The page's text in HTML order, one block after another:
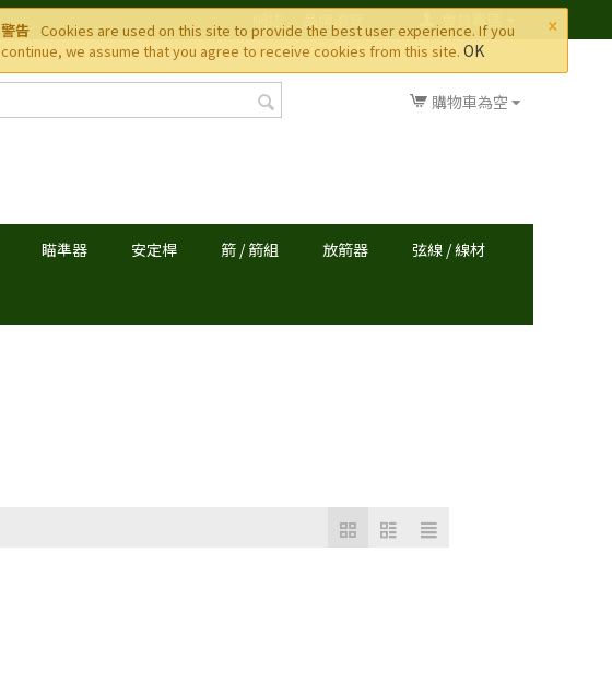
×
警告 Cookies are used on this site to provide the best user experience. If you
continue, we assume that you agree to receive cookies from this site.OK
會員專區
品牌瀏覽
購物車為空
瞄準器 安定桿 箭 / 箭組 放箭器 弦線 / 線材